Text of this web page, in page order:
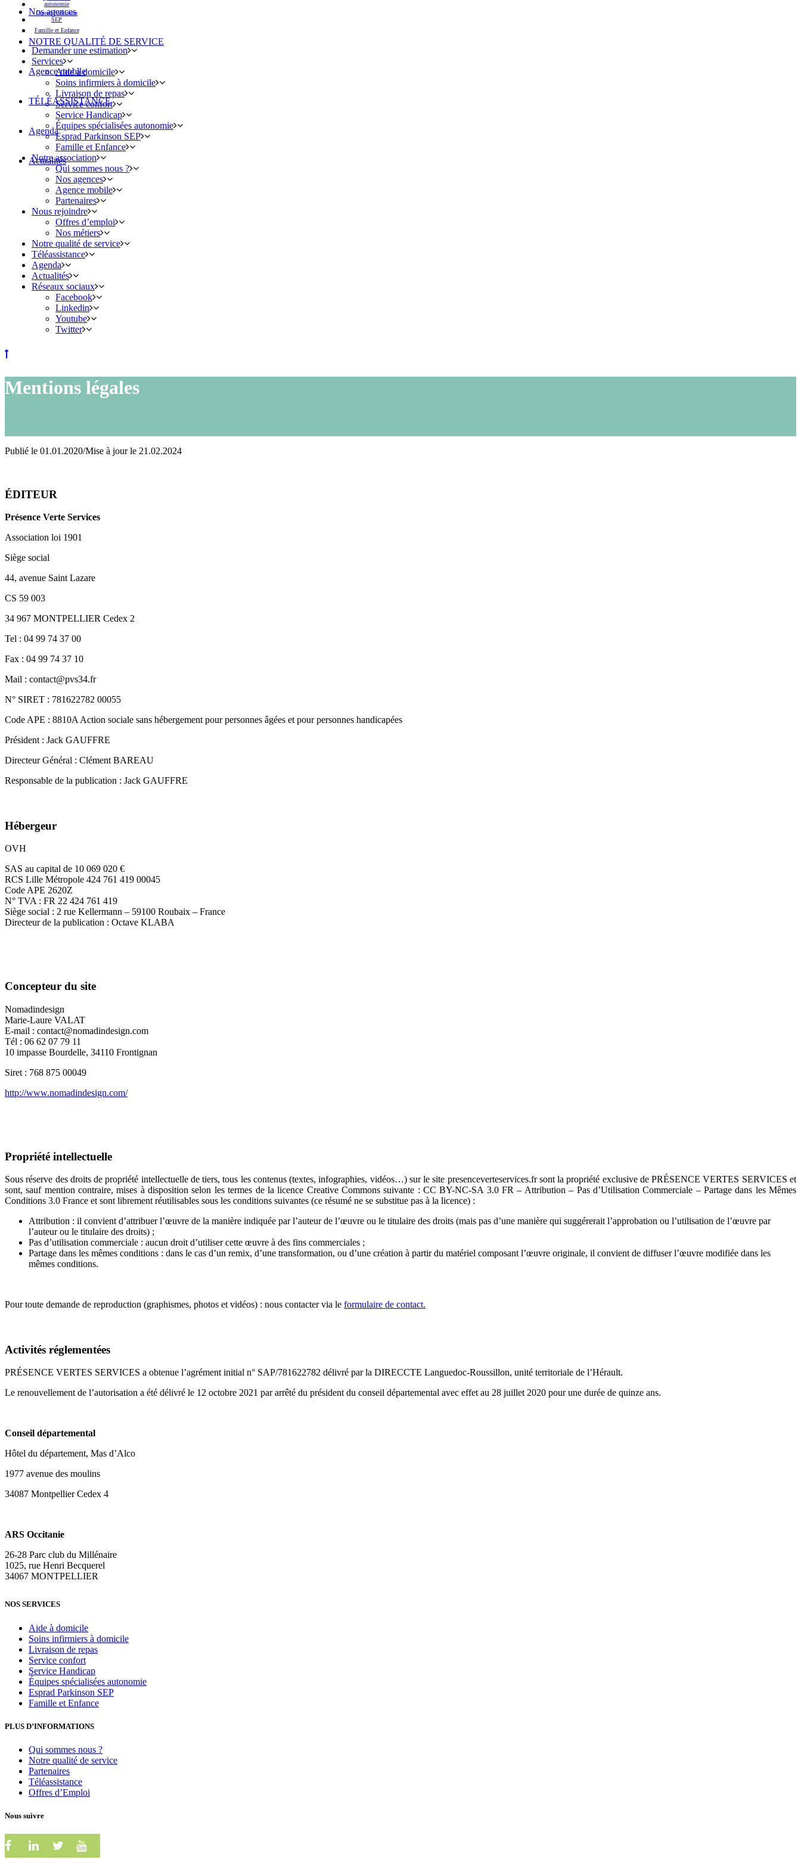
Nos agences
NOTRE QUALITÉ DE SERVICE
Agence mobile
TÉLÉASSISTANCE
Agenda
Actualités
autonomie
Esprad Parkinson
SEP
Famille et Enfance
Demander une estimation
Services
Aide à domicile
Soins infirmiers à domicile
Livraison de repas
Service confort
Service Handicap
Équipes spécialisées autonomie
Esprad Parkinson SEP
Famille et Enfance
Notre association
Qui sommes nous ?
Nos agences
Agence mobile
Partenaires
Nous rejoindre
Offres d’emploi
Nos métiers
Notre qualité de service
Téléassistance
Agenda
Actualités
Réseaux sociaux
Facebook
Linkedin
Youtube
Twitter
Mentions légales
Publié le 01.01.2020/Mise à jour le 21.02.2024
ÉDITEUR
Présence Verte Services
Association loi 1901
Siège social
44, avenue Saint Lazare
CS 59 003
34 967 MONTPELLIER Cedex 2
Tel : 04 99 74 37 00
Fax : 04 99 74 37 10
Mail : contact@pvs34.fr
N° SIRET : 781622782 00055
Code APE : 8810A Action sociale sans hébergement pour personnes âgées et pour personnes handicapées
Président : Jack GAUFFRE
Directeur Général : Clément BAREAU
Responsable de la publication : Jack GAUFFRE
Hébergeur
OVH
SAS au capital de 10 069 020 €
RCS Lille Métropole 424 761 419 00045
Code APE 2620Z
N° TVA : FR 22 424 761 419
Siège social : 2 rue Kellermann – 59100 Roubaix – France
Directeur de la publication : Octave KLABA
Concepteur du site
Nomadindesign
Marie-Laure VALAT
E-mail : contact@nomadindesign.com
Tél : 06 62 07 79 11
10 impasse Bourdelle, 34110 Frontignan
Siret : 768 875 00049
http://www.nomadindesign.com/
Propriété intellectuelle
Sous réserve des droits de propriété intellectuelle de tiers, tous les contenus (textes, infographies, vidéos…) sur le site presenceverteservices.fr sont la propriété exclusive de PRÉSENCE VERTES SERVICES et
sont, sauf mention contraire, mises à disposition selon les termes de la licence Creative Commons suivante : CC BY-NC-SA 3.0 FR – Attribution – Pas d’Utilisation Commerciale – Partage dans les Mêmes
Conditions 3.0 France et sont librement réutilisables sous les conditions suivantes (ce résumé ne se substitue pas à la licence) :
Attribution : il convient d’attribuer l’œuvre de la manière indiquée par l’auteur de l’œuvre ou le titulaire des droits (mais pas d’une manière qui suggérerait l’approbation ou l’utilisation de l’œuvre par
l’auteur ou le titulaire des droits) ;
Pas d’utilisation commerciale : aucun droit d’utiliser cette œuvre à des fins commerciales ;
Partage dans les mêmes conditions : dans le cas d’un remix, d’une transformation, ou d’une création à partir du matériel composant l’œuvre originale, il convient de diffuser l’œuvre modifiée dans les
mêmes conditions.
Pour toute demande de reproduction (graphismes, photos et vidéos) : nous contacter via le formulaire de contact.
Activités réglementées
PRÉSENCE VERTES SERVICES a obtenue l’agrément initial n° SAP/781622782 délivré par la DIRECCTE Languedoc-Roussillon, unité territoriale de l’Hérault.
Le renouvellement de l’autorisation a été délivré le 12 octobre 2021 par arrêté du président du conseil départemental avec effet au 28 juillet 2020 pour une durée de quinze ans.
Conseil départemental
Hôtel du département, Mas d’Alco
1977 avenue des moulins
34087 Montpellier Cedex 4
ARS Occitanie
26-28 Parc club du Millénaire
1025, rue Henri Becquerel
34067 MONTPELLIER
NOS SERVICES
Aide à domicile
Soins infirmiers à domicile
Livraison de repas
Service confort
Service Handicap
Équipes spécialisées autonomie
Esprad Parkinson SEP
Famille et Enfance
PLUS D’INFORMATIONS
Qui sommes nous ?
Notre qualité de service
Partenaires
Téléassistance
Offres d’Emploi
Nous suivre